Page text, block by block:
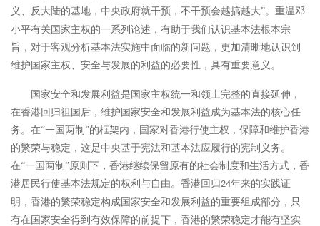
义、反大陆的基地，中央政府就干预，不干预会越搞越大”。 重温邓
小平有关国家主权的一系列论述，有助于我们认识基本法根本宗
旨，对于客观分析基本法实施中面临的新问题，更加清晰地认识到
维护国家主权、安全与发展的利益的必要性，具有重要意义。
国家安全和发展利益是国家主权统一和领土完整的直接延伸，
在香港回归祖国后，维护国家安全和发展利益成为基本法的核心任
务。在“一国两制”的框架内，国家对香港行使主权，保障和维护香港
的繁荣与稳定，这是中央基于宪法和基本法应履行的宪制义务。
在“一国两制”原则下，香港继续保留原有的社会制度和生活方式，香
港居民行使基本法规定的权利与自由。香港回归24年来的实践证
明，香港的繁荣稳定构成国家安全和发展利益的重要组成部分，只
有在国家安全得到有效保障的前提下，香港的繁荣稳定才能有坚实